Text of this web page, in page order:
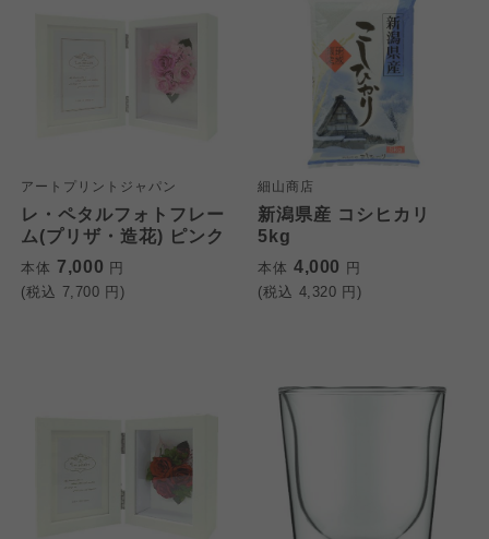
アートプリントジャパン
レ・ペタルフォトフレー
ム(プリザ・造花) ピンク
本体 7,000 円
(税込 7,700 円)
細山商店
新潟県産 コシヒカリ
5kg
本体 4,000 円
(税込 4,320 円)